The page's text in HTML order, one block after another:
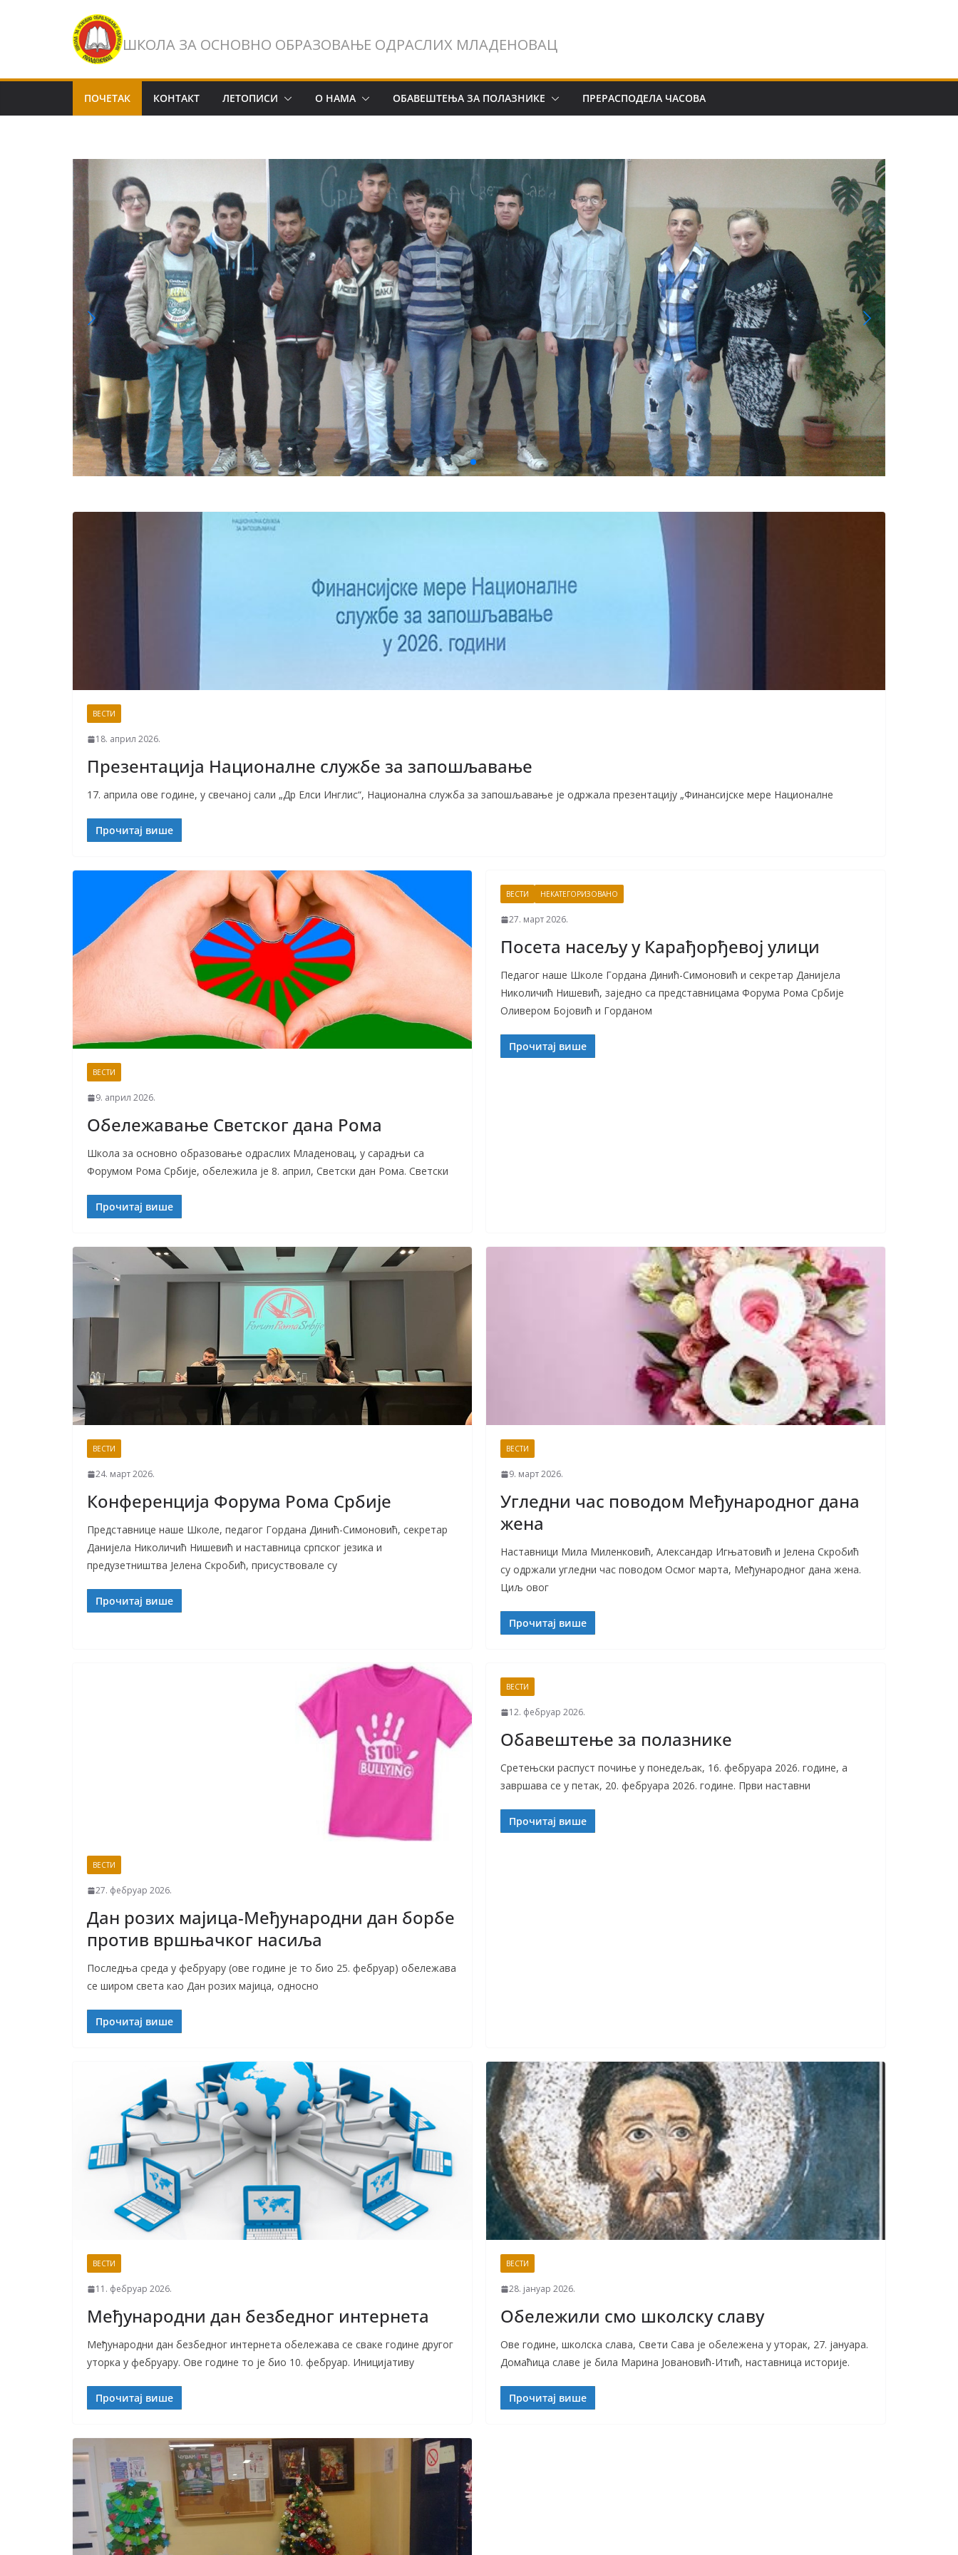
ШКОЛА ЗА ОСНОВНО ОБРАЗОВАЊЕ ОДРАСЛИХ МЛАДЕНОВАЦ
ПОЧЕТАК КОНТАКТ ЛЕТОПИСИ О НАМА ОБАВЕШТЕЊА ЗА ПОЛАЗНИКЕ ПРЕРАСПОДЕЛА ЧАСОВА
ВЕСТИ
18. април 2026.
Презентација Националне службе за запошљавање
17. априла ове године, у свечаној сали „Др Елси Инглис“, Национална служба за запошљавање је одржала презентацију „Финансијске мере Националне
Прочитај више
ВЕСТИ
9. април 2026.
Обележавање Светског дана Рома
Школа за основно образовање одраслих Младеновац, у сарадњи са
Форумом Рома Србије, обележила је 8. април, Светски дан Рома. Светски
Прочитај више
ВЕСТИ НЕКАТЕГОРИЗОВАНО
27. март 2026.
Посета насељу у Карађорђевој улици
Педагог наше Школе Гордана Динић-Симоновић и секретар Данијела
Николичић Нишевић, заједно са представницама Форума Рома Србије
Оливером Бојовић и Горданом
Прочитај више
ВЕСТИ
24. март 2026.
Конференција Форума Рома Србије
Представнице наше Школе, педагог Гордана Динић-Симоновић, секретар
Данијела Николичић Нишевић и наставница српског језика и
предузетништва Јелена Скробић, присуствовале су
Прочитај више
ВЕСТИ
9. март 2026.
Угледни час поводом Међународног дана
жена
Наставници Мила Миленковић, Александар Игњатовић и Јелена Скробић
су одржали угледни час поводом Осмог марта, Међународног дана жена.
Циљ овог
Прочитај више
ВЕСТИ
27. фебруар 2026.
Дан розих мајица-Међународни дан борбе
против вршњачког насиља
Последња среда у фебруару (ове године је то био 25. фебруар) обележава
се широм света као Дан розих мајица, односно
Прочитај више
ВЕСТИ
12. фебруар 2026.
Обавештење за полазнике
Сретењски распуст почиње у понедељак, 16. фебруара 2026. године, а
завршава се у петак, 20. фебруара 2026. године. Први наставни
Прочитај више
ВЕСТИ
11. фебруар 2026.
Међународни дан безбедног интернета
Међународни дан безбедног интернета обележава се сваке године другог
уторка у фебруару. Ове године то је био 10. фебруар. Иницијативу
Прочитај више
ВЕСТИ
28. јануар 2026.
Обележили смо школску славу
Ове године, школска слава, Свети Сава је обележена у уторак, 27. јануара.
Домаћица славе је била Марина Јовановић-Итић, наставница историје.
Прочитај више